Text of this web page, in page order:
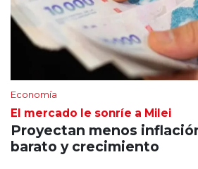
Economía
El mercado le sonríe a Milei
Proyectan menos
barato y crecimiento